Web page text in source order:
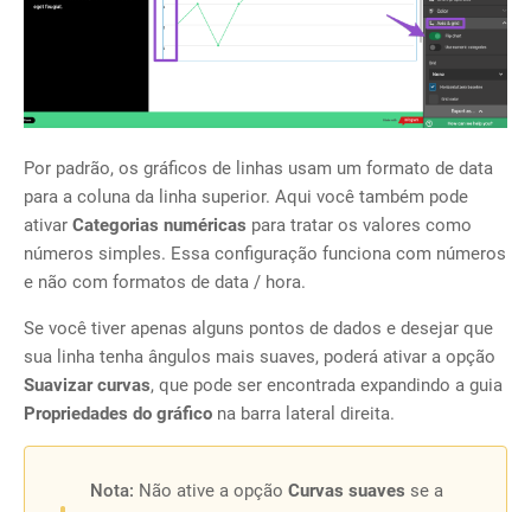
Por padrão, os gráficos de linhas usam um formato de data
para a coluna da linha superior. Aqui você também pode
ativar Categorias numéricas para tratar os valores como
números simples. Essa configuração funciona com números
e não com formatos de data / hora.
Se você tiver apenas alguns pontos de dados e desejar que
sua linha tenha ângulos mais suaves, poderá ativar a opção
Suavizar curvas, que pode ser encontrada expandindo a guia
Propriedades do gráfico na barra lateral direita.
Nota: Não ative a opção Curvas suaves se a